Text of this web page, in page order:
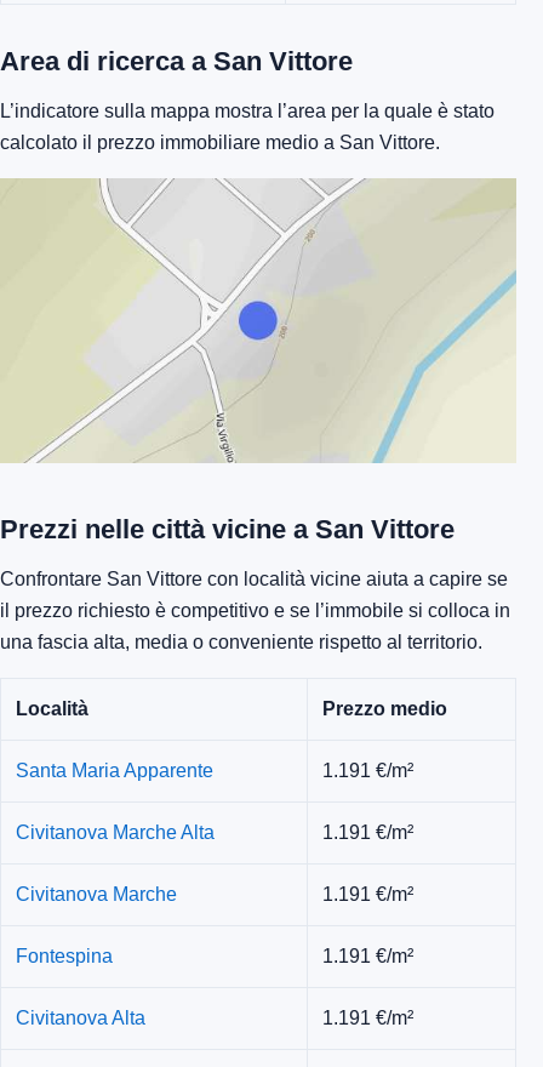
Area di ricerca a San Vittore
L’indicatore sulla mappa mostra l’area per la quale è stato
calcolato il prezzo immobiliare medio a San Vittore.
Prezzi nelle città vicine a San Vittore
Confrontare San Vittore con località vicine aiuta a capire se
il prezzo richiesto è competitivo e se l’immobile si colloca in
una fascia alta, media o conveniente rispetto al territorio.
Località Prezzo medio
Santa Maria Apparente 1.191 €/m²
Civitanova Marche Alta 1.191 €/m²
Civitanova Marche 1.191 €/m²
Fontespina 1.191 €/m²
Civitanova Alta 1.191 €/m²